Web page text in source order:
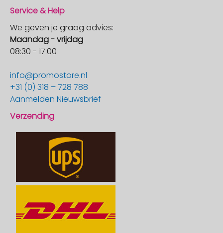
Service & Help
We geven je graag advies:
Maandag - vrijdag
08:30 - 17:00
info@promostore.nl
+31 (0) 318 – 728 788
Aanmelden Nieuwsbrief
Verzending